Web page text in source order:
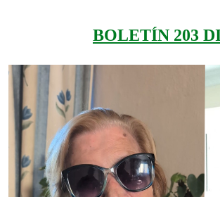
BOLETÍN 203